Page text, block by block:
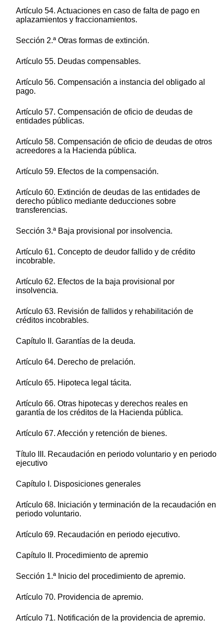
Artículo 54. Actuaciones en caso de falta de pago en
aplazamientos y fraccionamientos.
Sección 2.ª Otras formas de extinción.
Artículo 55. Deudas compensables.
Artículo 56. Compensación a instancia del obligado al
pago.
Artículo 57. Compensación de oficio de deudas de
entidades públicas.
Artículo 58. Compensación de oficio de deudas de otros
acreedores a la Hacienda pública.
Artículo 59. Efectos de la compensación.
Artículo 60. Extinción de deudas de las entidades de
derecho público mediante deducciones sobre
transferencias.
Sección 3.ª Baja provisional por insolvencia.
Artículo 61. Concepto de deudor fallido y de crédito
incobrable.
Artículo 62. Efectos de la baja provisional por
insolvencia.
Artículo 63. Revisión de fallidos y rehabilitación de
créditos incobrables.
Capítulo II. Garantías de la deuda.
Artículo 64. Derecho de prelación.
Artículo 65. Hipoteca legal tácita.
Artículo 66. Otras hipotecas y derechos reales en
garantía de los créditos de la Hacienda pública.
Artículo 67. Afección y retención de bienes.
Título III. Recaudación en periodo voluntario y en periodo
ejecutivo
Capítulo I. Disposiciones generales
Artículo 68. Iniciación y terminación de la recaudación en
periodo voluntario.
Artículo 69. Recaudación en periodo ejecutivo.
Capítulo II. Procedimiento de apremio
Sección 1.ª Inicio del procedimiento de apremio.
Artículo 70. Providencia de apremio.
Artículo 71. Notificación de la providencia de apremio.